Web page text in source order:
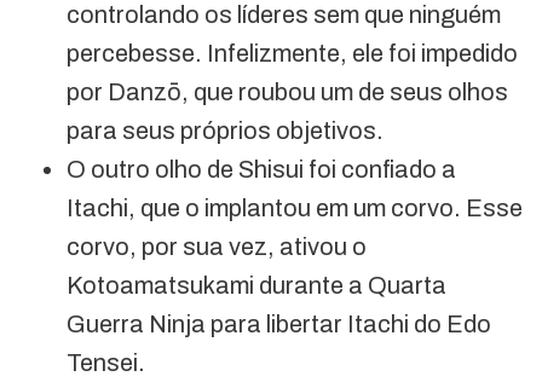
controlando os líderes sem que ninguém
percebesse. Infelizmente, ele foi impedido
por Danzō, que roubou um de seus olhos
para seus próprios objetivos.
O outro olho de Shisui foi confiado a
Itachi, que o implantou em um corvo. Esse
corvo, por sua vez, ativou o
Kotoamatsukami durante a Quarta
Guerra Ninja para libertar Itachi do Edo
Tensei.